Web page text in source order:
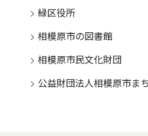
緑区役所
相模原市の図書館
相模原市民文化財団
公益財団法人相模原市ま